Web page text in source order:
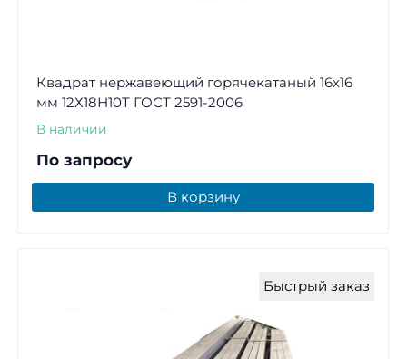
Квадрат нержавеющий горячекатаный 16х16
мм 12Х18Н10Т ГОСТ 2591-2006
В наличии
По запросу
В корзину
Быстрый заказ